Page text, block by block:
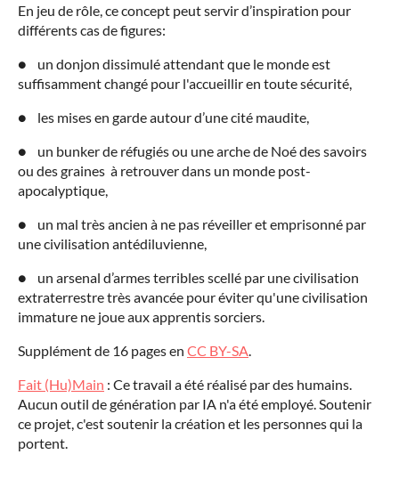
En jeu de rôle, ce concept peut servir d’inspiration pour
différents cas de figures:
● un donjon dissimulé attendant que le monde est
suffisamment changé pour l'accueillir en toute sécurité,
● les mises en garde autour d’une cité maudite,
● un bunker de réfugiés ou une arche de Noé des savoirs
ou des graines à retrouver dans un monde post-
apocalyptique,
● un mal très ancien à ne pas réveiller et emprisonné par
une civilisation antédiluvienne,
● un arsenal d’armes terribles scellé par une civilisation
extraterrestre très avancée pour éviter qu'une civilisation
immature ne joue aux apprentis sorciers.
Supplément de 16 pages en CC BY-SA.
Fait (Hu)Main : Ce travail a été réalisé par des humains.
Aucun outil de génération par IA n'a été employé. Soutenir
ce projet, c'est soutenir la création et les personnes qui la
portent.